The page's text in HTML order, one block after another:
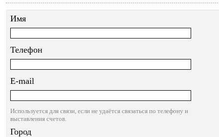
Имя
Телефон
E-mail
Используется для связи, если не удаётся связаться по телефону и
выставления счетов.
Город